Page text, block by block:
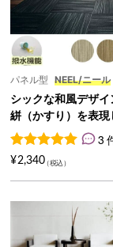
パネル型 NEEL/ニール
シックな和風デザ
絣（かすり）を表現
イルカーペット
L/ニール』
3
件の利用者評価
3
¥2,340